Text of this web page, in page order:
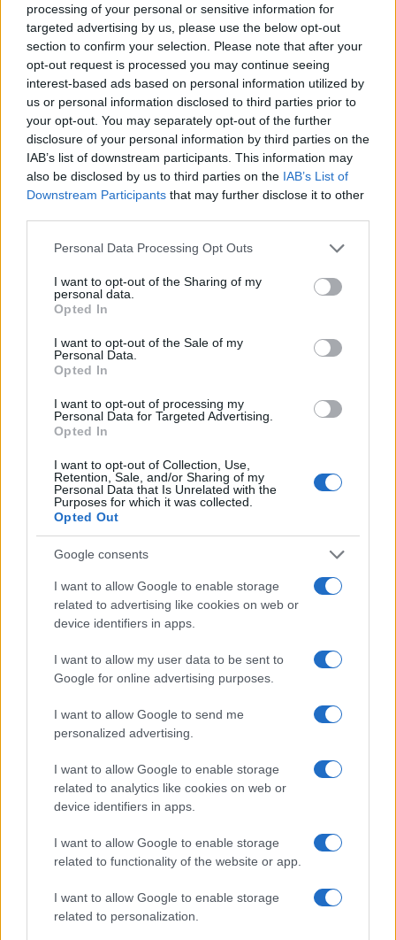
processing of your personal or sensitive information for
targeted advertising by us, please use the below opt-out
section to confirm your selection. Please note that after your
opt-out request is processed you may continue seeing
interest-based ads based on personal information utilized by
us or personal information disclosed to third parties prior to
your opt-out. You may separately opt-out of the further
disclosure of your personal information by third parties on the
IAB’s list of downstream participants. This information may
also be disclosed by us to third parties on the IAB’s List of
Downstream Participants that may further disclose it to other
Please note that this website/app uses one or more Google
not limited to your visit or usage behaviour. You may click to
grant or deny consent to Google and its third-party tags to
use your data for below specified purposes in below Google
consent section.
Personal Data Processing Opt Outs
I want to opt-out of the Sharing of my
personal data.
Opted In
I want to opt-out of the Sale of my
Personal Data.
Opted In
I want to opt-out of processing my
Personal Data for Targeted Advertising.
Opted In
I want to opt-out of Collection, Use,
Retention, Sale, and/or Sharing of my
Personal Data that Is Unrelated with the
Purposes for which it was collected.
Opted Out
Google consents
I want to allow Google to enable storage
related to advertising like cookies on web or
device identifiers in apps.
I want to allow my user data to be sent to
Google for online advertising purposes.
I want to allow Google to send me
personalized advertising.
I want to allow Google to enable storage
related to analytics like cookies on web or
device identifiers in apps.
I want to allow Google to enable storage
related to functionality of the website or app.
I want to allow Google to enable storage
related to personalization.
Október 7-e egy arab-izraeli
szemével
Azoktóber 7-i eseményekkapcsán Ali
hangsúlyozta, hogy arab izraeliként ő is
mélyen megrendült aznap. Úgy fogalmazott,
ha akkor a térségben tartózkodik, nem biztos,
hogy túléli a támadást, emlékeztetve, hogy
muszlim, keresztény és drúz közösségek is
áldozatai lettek az aznap kitört háborúnak
és mindannyian traumát éltek át.
A rakétatámadások – mint
mondta – nem tesznek
különbséget zsidó és arab
otthonok között.
„A gázai civilek is szenvednek a Hamásztól.
Olyan ez, mint egy rák, ami egyre csak terjed”
– fogalmazott. A színész saját gyermekein
keresztül is érzékeli a terroristák okozta
félelmet: lánya a szirénák hangjára befogja a
fülét, fia pedig pánikban rohan hozzá, ha
légiriadó van. A Fauda színésze az interjú
során beszélt arról is, hogy szerinte
identitása több irányból is támadás alatt
„Zsidók között arab vagyok, az
arab világ egy részében pedig
Úgy véli, ez sokszor „megköti a kezét”, és
mindkét oldalon haraggal kell szembenéznie.